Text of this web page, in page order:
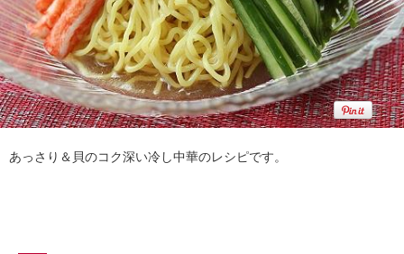
あっさり＆貝のコク深い冷し中華のレシピです。